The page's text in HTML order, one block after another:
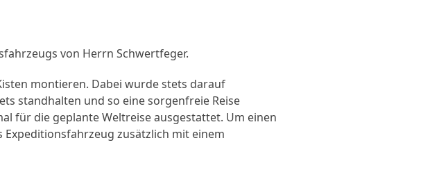
von Herrn Schwertfeger.
montieren. Dabei wurde stets darauf
standhalten und so eine sorgenfreie Reise
für die geplante Weltreise ausgestattet. Um einen
zusätzlich mit einem